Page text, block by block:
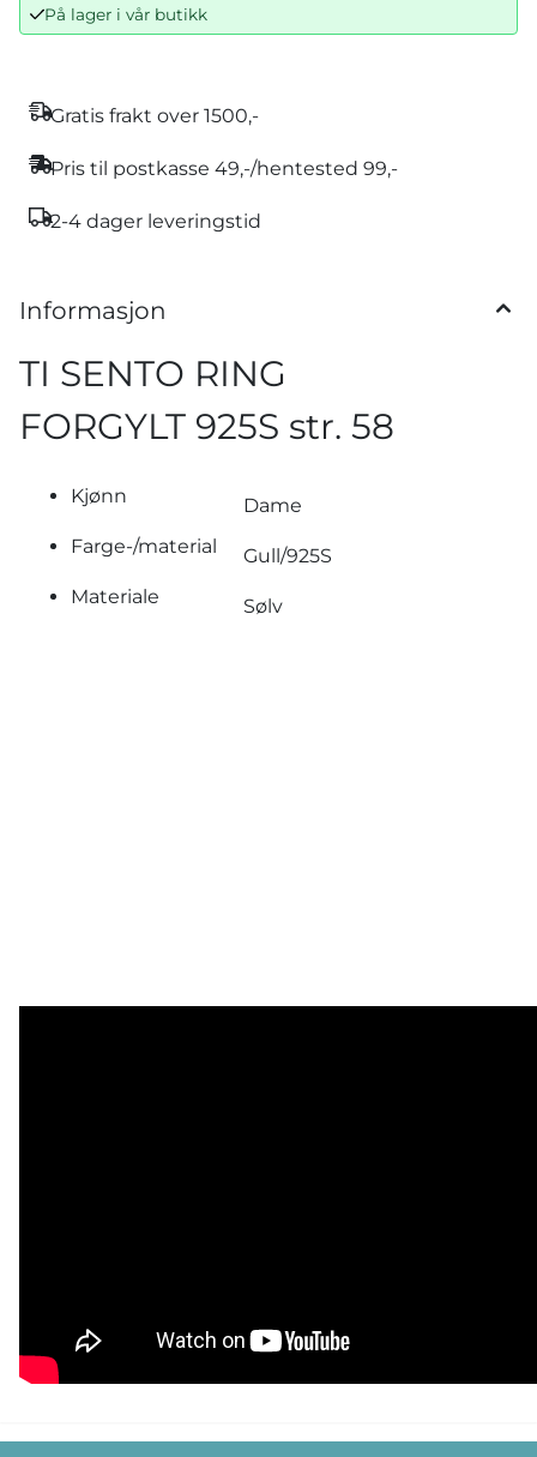
På lager i vår butikk
Gratis frakt over 1500,-
Pris til postkasse 49,-/hentested 99,-
2-4 dager leveringstid
Informasjon
TI SENTO RING
FORGYLT 925S str. 58
Kjønn
Dame
Farge-/material
Gull/925S
Materiale
Sølv